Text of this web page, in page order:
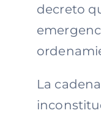
decreto
La